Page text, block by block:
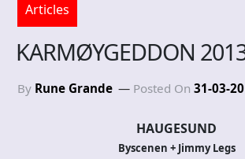
Articles
KARMØYGEDDON
By Rune Grande Posted On 31-03-
HAUGESUND
Byscenen + Jimmy Legs